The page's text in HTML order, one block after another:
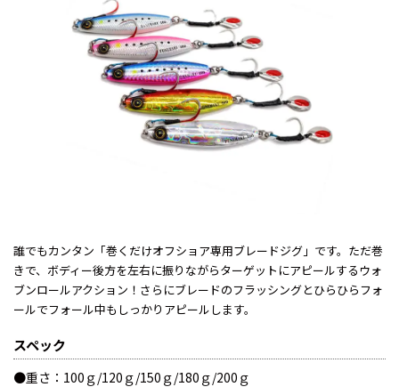
誰でもカンタン「巻くだけオフショア専用ブレードジグ」です。ただ巻
きで、ボディー後方を左右に振りながらターゲットにアピールするウォ
ブンロールアクション！さらにブレードのフラッシングとひらひらフォ
ールでフォール中もしっかりアピールします。
スペック
●重さ：100ｇ/120ｇ/150ｇ/180ｇ/200ｇ